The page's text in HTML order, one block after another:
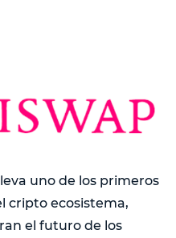
uno de los primeros
cripto ecosistema,
el futuro de los